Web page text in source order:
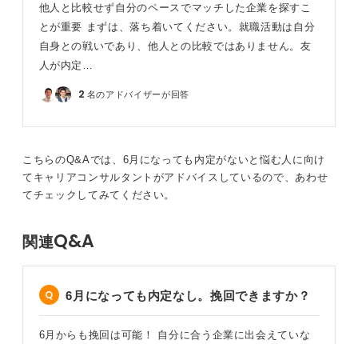
頻繁に相談するのが効果的な進め方です。限られた相談
日時のなかで、できる限りスケジュールを立てるように
してください。
が、ここから盛り返すのなら、そのあたりは覚悟をしま
してください」ときちんと頭を下げる姿勢も忘れないで
くださいね。
他人と比較せず自分のペースでマッチした企業を探すこ
とが重要 まずは、落ち着いてください。就職活動は自分
自身との戦いであり、他人との比較ではありません。友
人が内定…
2 名のアドバイザーが回答
こちらのQ&Aでは、6月になっても内定がないと悩む人に向け
てキャリアコンサルタントがアドバイスしているので、あわせ
てチェックしてみてください。
関連Q&A
6月になっても内定なし。挽回できますか？
6月からも挽回は可能！ 自分に合う企業に出会えていな